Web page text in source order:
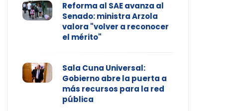
Reforma al SAE avanza al
Senado: ministra Arzola
valora "volver a reconocer
el mérito"
Sala Cuna Universal:
Gobierno abre la puerta a
más recursos para la red
pública